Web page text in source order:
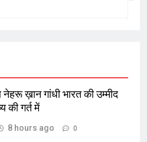
नेहरू ख़ान गांधी भारत की उम्मीद
की गर्त में
8 hours ago 0